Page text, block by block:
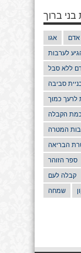
בני ברוך
אגו אדם
לערבות
ללא סבל
סביבה
לרעך כמוך
הקבלה
המטרה
הבריאה
ספר הזוהר
קבלה לעם
שמחה